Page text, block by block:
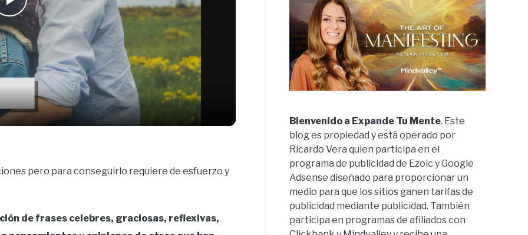
Play
Video
pero para conseguirlo requiere de esfuerzo y
de frases celebres, graciosas, reflexivas,
Bienvenido a Expande Tu Mente. Este
blog es propiedad y está operado por
Ricardo Vera quien participa en el
programa de publicidad de Ezoic y Google
Adsense diseñado para proporcionar un
medio para que los sitios ganen tarifas de
publicidad mediante publicidad. También
participa en programas de afiliados con